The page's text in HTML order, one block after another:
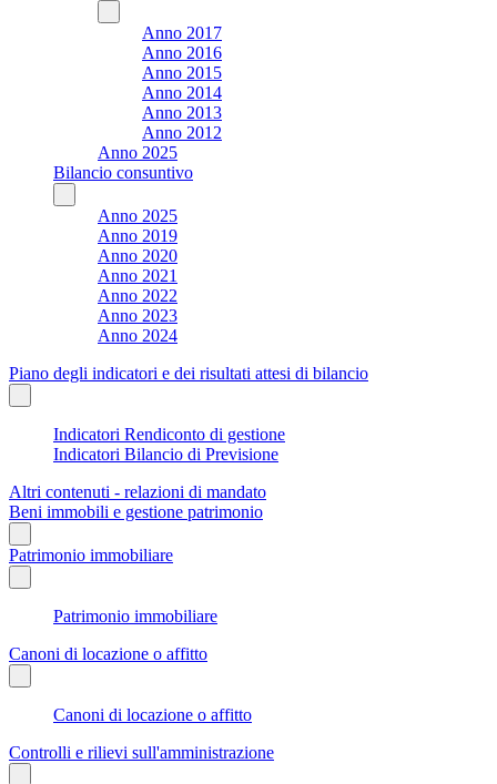
Anno 2017
Anno 2016
Anno 2015
Anno 2014
Anno 2013
Anno 2012
Anno 2025
Bilancio consuntivo
Anno 2025
Anno 2019
Anno 2020
Anno 2021
Anno 2022
Anno 2023
Anno 2024
Piano degli indicatori e dei risultati attesi di bilancio
Indicatori Rendiconto di gestione
Indicatori Bilancio di Previsione
Altri contenuti - relazioni di mandato
Beni immobili e gestione patrimonio
Patrimonio immobiliare
Patrimonio immobiliare
Canoni di locazione o affitto
Canoni di locazione o affitto
Controlli e rilievi sull'amministrazione